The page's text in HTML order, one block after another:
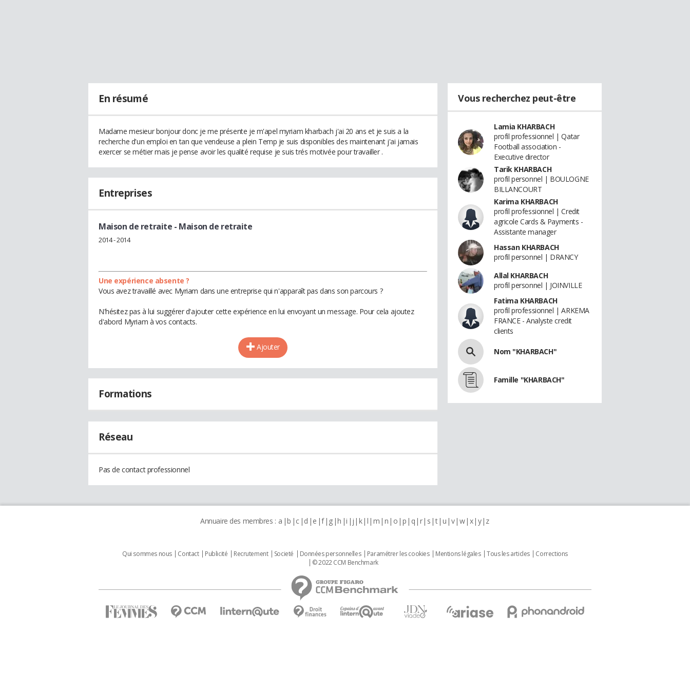
En résumé
Madame mesieur bonjour donc je me présente je m'apel myriam kharbach j'ai 20 ans et je suis a la
recherche d'un emploi en tan que vendeuse a plein Temp je suis disponibles des maintenant j'ai jamais
exercer se métier mais je pense avoir les qualité requise je suis trés motivée pour travailler .
Entreprises
Maison de retraite - Maison de retraite
2014 - 2014
Une expérience absente ?
Vous avez travaillé avec Myriam dans une entreprise qui n'apparaît pas dans son parcours ?
N'hésitez pas à lui suggérer d'ajouter cette expérience en lui envoyant un message. Pour cela ajoutez
d'abord Myriam à vos contacts.
Ajouter
Formations
Réseau
Pas de contact professionnel
Vous recherchez peut-être
Lamia KHARBACH
profil professionnel | Qatar
Football association -
Executive director
Tarik KHARBACH
profil personnel | BOULOGNE
BILLANCOURT
Karima KHARBACH
profil professionnel | Credit
agricole Cards & Payments -
Assistante manager
Hassan KHARBACH
profil personnel | DRANCY
Allal KHARBACH
profil personnel | JOINVILLE
Fatima KHARBACH
profil professionnel | ARKEMA
FRANCE - Analyste credit
clients
Nom "KHARBACH"
Famille "KHARBACH"
Annuaire des membres : a b c d e f g h i j k l m n o p q r s t u v w x y z
Qui sommes nous Contact Publicité Recrutement Societé Données personnelles Paramétrer les cookies Mentions légales Tous les articles
Corrections
© 2022 CCM Benchmark